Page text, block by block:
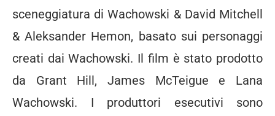
sceneggiatura di Wachowski & David Mitchell
& Aleksander Hemon, basato sui personaggi
creati dai Wachowski. Il film è stato prodotto
da Grant Hill, James McTeigue e Lana
Wachowski. I produttori esecutivi sono